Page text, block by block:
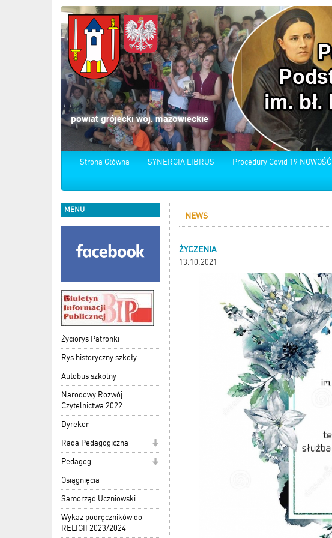
Strona Główna SYNERGIA LIBRUS Procedury Covid 19 NOWOŚĆ
MENU
Życiorys Patronki
Rys historyczny szkoły
Autobus szkolny
Narodowy Rozwój
Czytelnictwa 2022
Dyrekor
Rada Pedagogiczna
Pedagog
Osiągnięcia
Samorząd Uczniowski
Wykaz podręczników do
RELIGII 2023/2024
NEWS
ŻYCZENIA
13.10.2021